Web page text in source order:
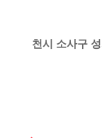
천시 소사구